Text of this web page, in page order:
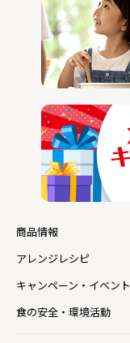
商品情報
アレンジレシピ
キャンペーン・イベント
食の安全・環境活動